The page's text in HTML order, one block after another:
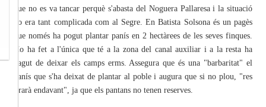
que no es va tancar perquè s'abasta del Noguera Pallaresa i la situació
no era tant complicada com al Segre. En Batista Solsona és un pagès
que només ha pogut plantar panís en 2 hectàrees de les seves finques.
Ho ha fet a l'única que té a la zona del canal auxiliar i a la resta ha
hagut de deixar els camps erms. Assegura que és una "barbaritat" el
panís que s'ha deixat de plantar al poble i augura que si no plou, "res
tirarà endavant", ja que els pantans no tenen reserves.